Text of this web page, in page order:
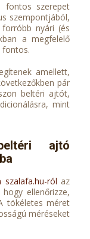
fontos szerepet
szempontjából,
nyári (és
a megfelelő
fontos.
amellett,
pár
beltéri ajtót,
mint
ajtó
ról az
ellenőrizze,
tökéletes méret
méréseket